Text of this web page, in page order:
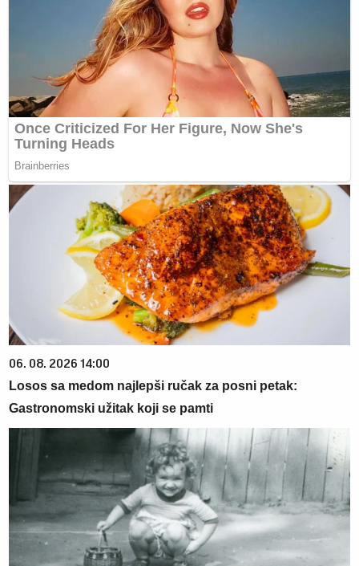
06. 08. 2026 14:00
Losos sa medom najlepši ručak za posni petak:
Gastronomski užitak koji se pamti